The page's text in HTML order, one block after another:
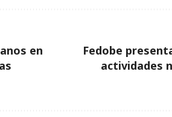
en
Fedobe
actividades